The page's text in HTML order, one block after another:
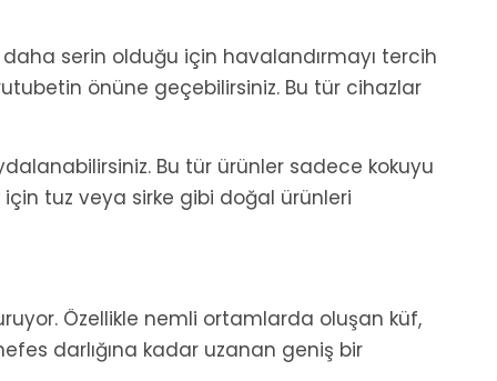
serin olduğu için havalandırmayı tercih
önüne geçebilirsiniz. Bu tür cihazlar
Bu tür ürünler sadece kokuyu
tuz veya sirke gibi doğal ürünleri
Özellikle nemli ortamlarda oluşan küf,
darlığına kadar uzanan geniş bir